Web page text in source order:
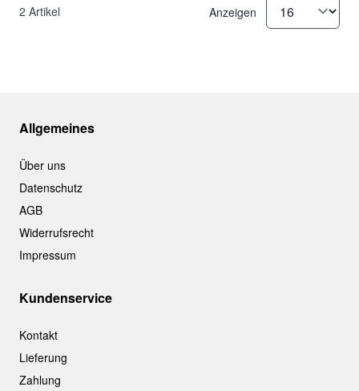
2 Artikel Anzeigen
Allgemeines
Über uns
Datenschutz
AGB
Widerrufsrecht
Impressum
Kundenservice
Kontakt
Lieferung
Zahlung